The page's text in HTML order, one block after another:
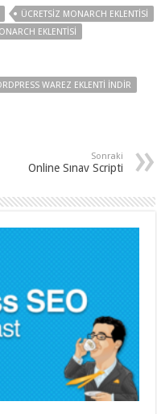
ÜCRETSIZ MONARCH EKLENTISI
EKLENTISI
WAREZ EKLENTI INDIR
Sonraki
Online Sınav Scripti